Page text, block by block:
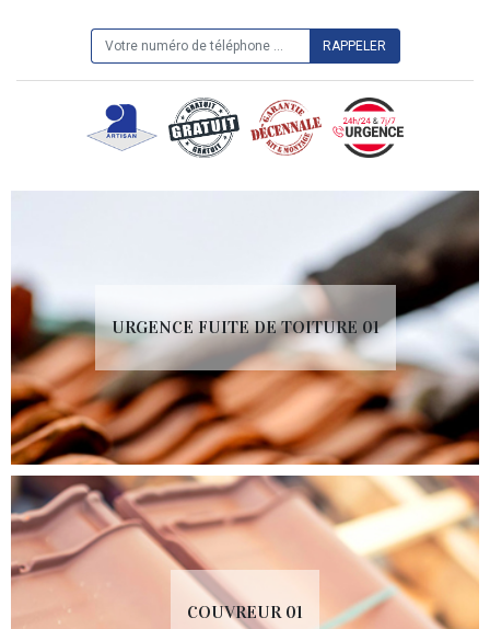
URGENCE FUITE DE TOITURE 01
COUVREUR 01